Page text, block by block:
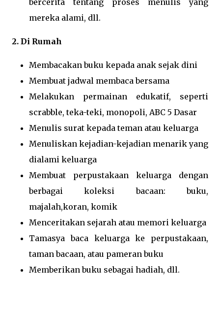
mereka alami, dll.
2. Di Rumah
Membacakan buku kepada anak sejak dini
Membuat jadwal membaca bersama
Melakukan permainan edukatif, seperti
scrabble, teka-teki, monopoli, ABC 5 Dasar
Menulis surat kepada teman atau keluarga
Menuliskan kejadian-kejadian menarik yang
dialami keluarga
Membuat perpustakaan keluarga dengan
berbagai koleksi bacaan: buku,
majalah,koran, komik
Menceritakan sejarah atau memori keluarga
Tamasya baca keluarga ke perpustakaan,
taman bacaan, atau pameran buku
Memberikan buku sebagai hadiah, dll.